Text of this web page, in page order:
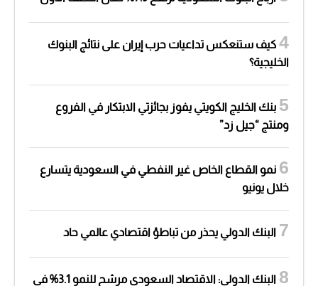
كيف ستنعكس تداعيات حرب إيران على نتائج البنوك
الخليجية؟
بنك الخليج الكويتي يفوز بجائزتي الابتكار في الفروع
ومنتج “جيل زد”
نمو القطاع الخاص غير النفطي في السعودية يتسارع
خلال يونيو
البنك الدولي يحذر من تباطؤ اقتصادي عالمي حاد
البنك الدولي: الاقتصاد السعودي مرشح للنمو 3.1% في